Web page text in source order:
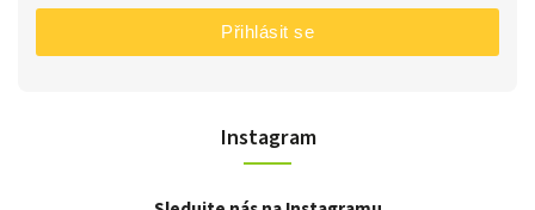
Instagram
Přihlásit se